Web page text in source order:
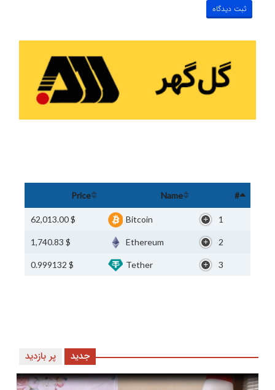
#
Name
Price
1
Bitcoin
$ 62,013.00
2
Ethereum
$ 1,740.83
3
Tether
$ 0.999132
پر بازدید جدید